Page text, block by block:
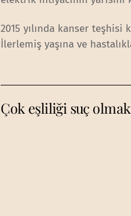
2015 yılında kanser
İlerlemiş yaşına ve
Çok eşliliği suç